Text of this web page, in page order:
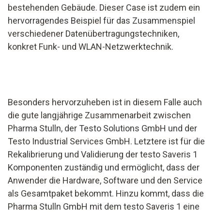
bestehenden Gebäude. Dieser Case ist zudem ein
hervorragendes Beispiel für das Zusammenspiel
verschiedener Datenübertragungstechniken,
konkret Funk- und WLAN-Netzwerktechnik.
Besonders hervorzuheben ist in diesem Falle auch
die gute langjährige Zusammenarbeit zwischen
Pharma Stulln, der Testo Solutions GmbH und der
Testo Industrial Services GmbH. Letztere ist für die
Rekalibrierung und Validierung der testo Saveris 1
Komponenten zuständig und ermöglicht, dass der
Anwender die Hardware, Software und den Service
als Gesamtpaket bekommt. Hinzu kommt, dass die
Pharma Stulln GmbH mit dem testo Saveris 1 eine